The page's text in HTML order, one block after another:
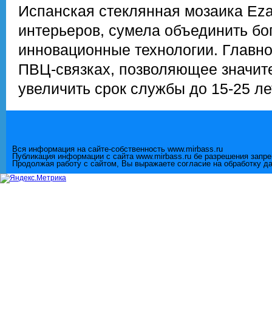
Испанская стеклянная мозаика
интерьеров, сумела объединить
инновационные технологии.
ПВЦ-связках, позволяющее
увеличить срок службы до 15-25
Вся информация на сайте-собственность www.mirbass.ru
Публикация информации с сайта www.mirbass.ru бе разрешения
Продолжая работу с сайтом, Вы выражаете согласие на обработку